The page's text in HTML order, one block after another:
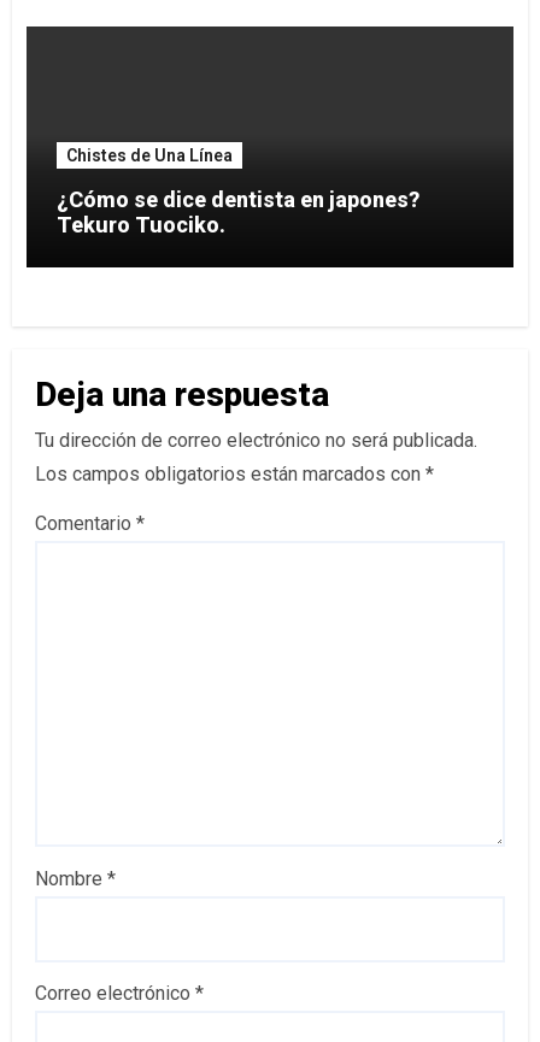
Chistes de Una Línea
¿Cómo se dice dentista en japones?
Tekuro Tuociko.
Deja una respuesta
Tu dirección de correo electrónico no será publicada.
Los campos obligatorios están marcados con *
Comentario *
Nombre *
Correo electrónico *